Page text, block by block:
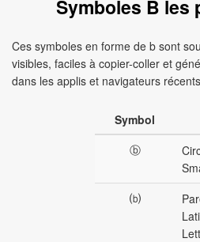
Symboles B les
Ces symboles en forme de b sont
visibles, faciles à copier-coller et
dans les applis et navigateurs
Symbol
ⓑ
⒝